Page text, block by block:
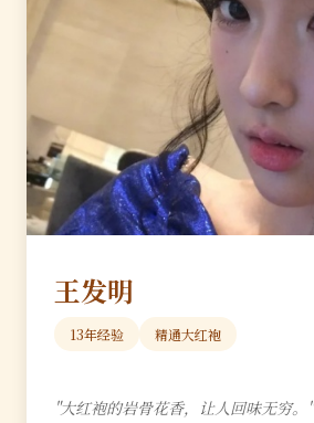
王发明
13年经验 精通大红袍
"大红袍的岩骨花香，让人回味无穷。"